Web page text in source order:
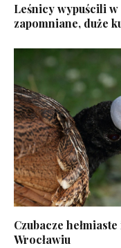
Leśnicy wypuścili w
zapomniane, duże
Czubacze
Wrocławiu